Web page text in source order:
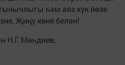
һәм аяз күк йөзе
Җиңү көне белән!
Н.Г. Мәһдиев,